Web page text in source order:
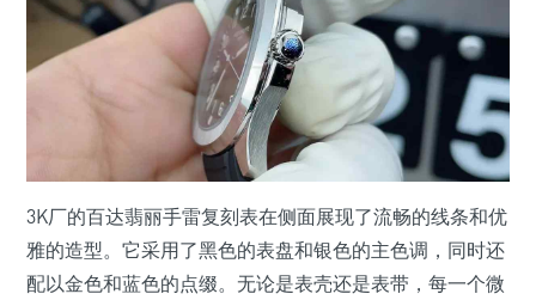
3K厂的百达翡丽手雷复刻表在侧面展现了流畅的线条和优
雅的造型。它采用了黑色的表盘和银色的主色调，同时还
配以金色和蓝色的点缀。无论是表壳还是表带，每一个微